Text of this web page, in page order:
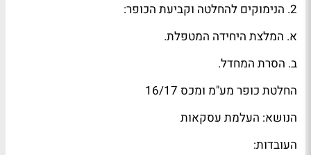
2. הנימוקים להחלטה וקביעת הכופר:
א. המלצת היחידה המטפלת.
ב. הסרת המחדל.
החלטת כופר מע"מ ומכס 16/17
הנושא: העלמת עסקאות
העובדות: